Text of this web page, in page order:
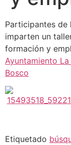
Participantes de
imparten un
formación y
Ayuntamiento La
Bosco
Etiquetado